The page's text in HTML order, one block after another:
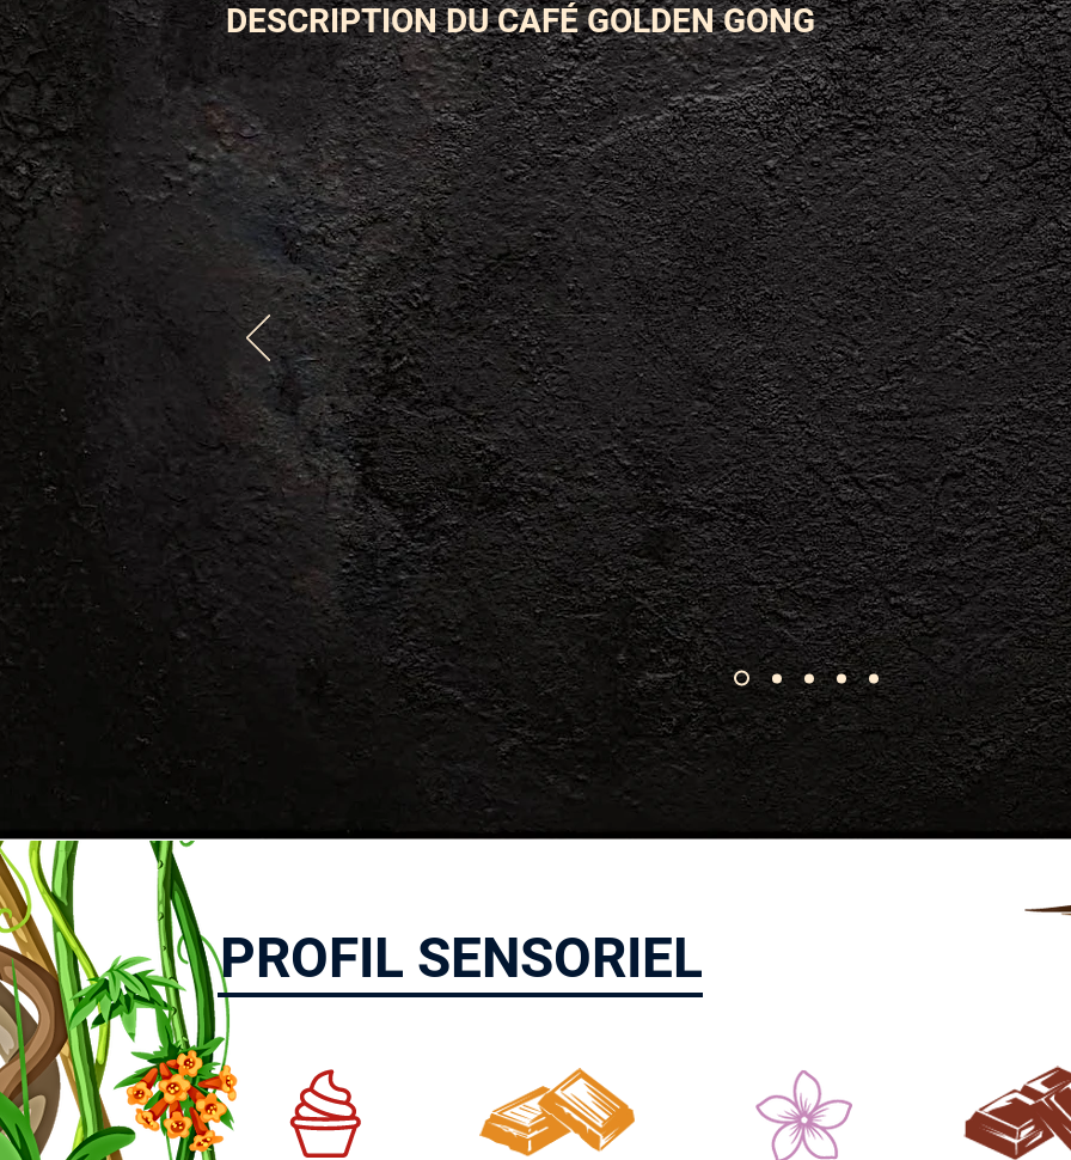
DESCRIPTION DU CAFÉ GOLDEN GONG
ESPÈCE
Arabica
VARIÉTÉ
Catuaï
PROCESS
Lavé
SÉCHAGE
Lit
Africain
TYPE DE RÉCOLTE
Sélective
LIGNÉE
Mundo
Novo
x
Caturra
PROFIL SENSORIEL